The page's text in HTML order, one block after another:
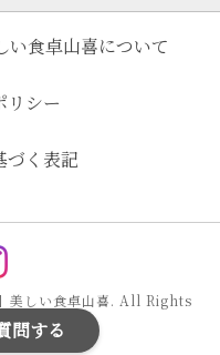
い食卓山喜について
リシー
づく表記
美しい食卓山喜. All Rights
問する